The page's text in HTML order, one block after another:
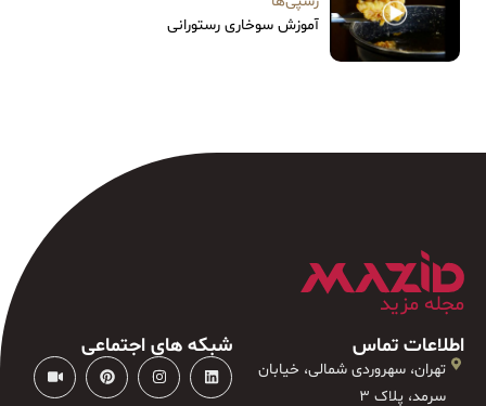
آموزش سوخاری رستورانی
مجله مزید
اطلاعات تماس
تهران، سهروردی شمالی، خیابان
سرمد، پلاک ۳
شبکه های اجتماعی